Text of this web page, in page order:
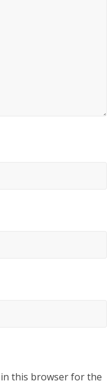
in this browser for the